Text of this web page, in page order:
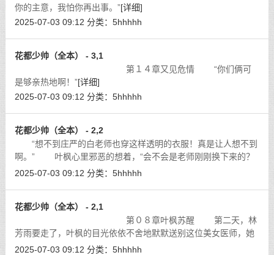
你的主意，我怕你再出事。”[详细]
2025-07-03 09:12 分类： 5hhhhh
花都少帅（全本） - 3,1
第１４章又见危情 “你们俩可
是够亲热地啊！”[详细]
2025-07-03 09:12 分类： 5hhhhh
花都少帅（全本） - 2,2
“想不到庄严的白老师也穿这样透明的衣服！真是让人想不到
啊。” 叶枫心里邪恶的想着，“会不会是老师刚刚换下来的？
叶枫将那蕾丝放到鼻子前面，轻轻嗅了一下，幽幽的体香中混杂
2025-07-03 09:12 分类： 5hhhhh
花都少帅（全本） - 2,1
第０８章叶枫苏醒 第二天，林
芳雨要走了，叶枫的目光依依不舍地默默送别这位美女医师，她
的到来，让叶枫感到春天般温暖。因为，林芳雨说的那个治疗方
2025-07-03 09:12 分类： 5hhhhh